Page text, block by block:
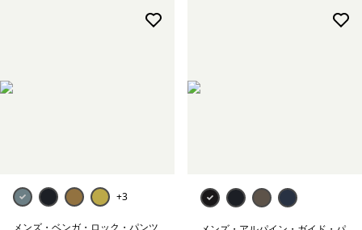
+3
メンズ・ベンガ・ロック・パンツ